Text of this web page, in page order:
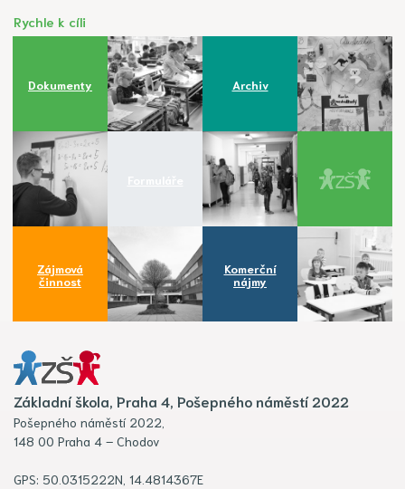
Rychle k cíli
Dokumenty Archiv
Zájmová
činnost
Komerční
nájmy
Základní škola, Praha 4, Pošepného náměstí 2022
Pošepného náměstí 2022,
148 00 Praha 4 – Chodov
GPS: 50.0315222N, 14.4814367E